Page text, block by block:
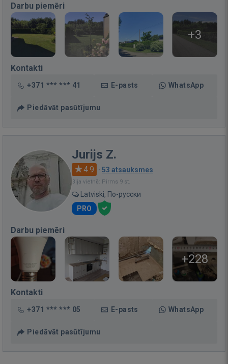
Darbu piemēri
+3
Kontakti
+371 *** *** 41 E-pasts WhatsApp
Piedāvāt pasūtījumu
Jurijs Z.
4.9 · 53 atsauksmes
Bija vietnē: Pirms 9 st.
Latviski, По-русски
PRO
Darbu piemēri
+228
Kontakti
+371 *** *** 05 E-pasts WhatsApp
Piedāvāt pasūtījumu